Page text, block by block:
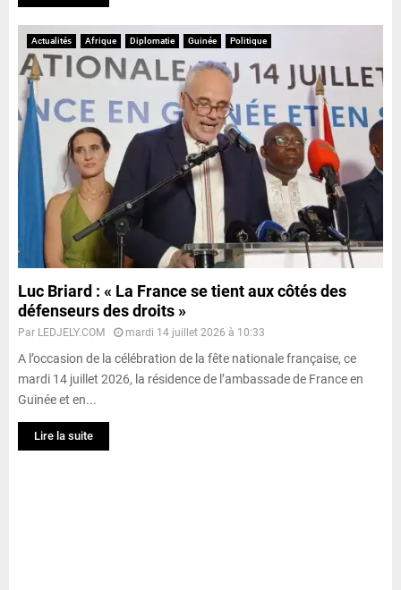
Actualités Afrique Diplomatie Guinée Politique
Luc Briard : « La France se tient aux côtés des
défenseurs des droits »
Par LEDJELY.COM mardi 14 juillet 2026 à 10:33
A l’occasion de la célébration de la fête nationale française, ce
mardi 14 juillet 2026, la résidence de l’ambassade de France en
Guinée et en...
Lire la suite